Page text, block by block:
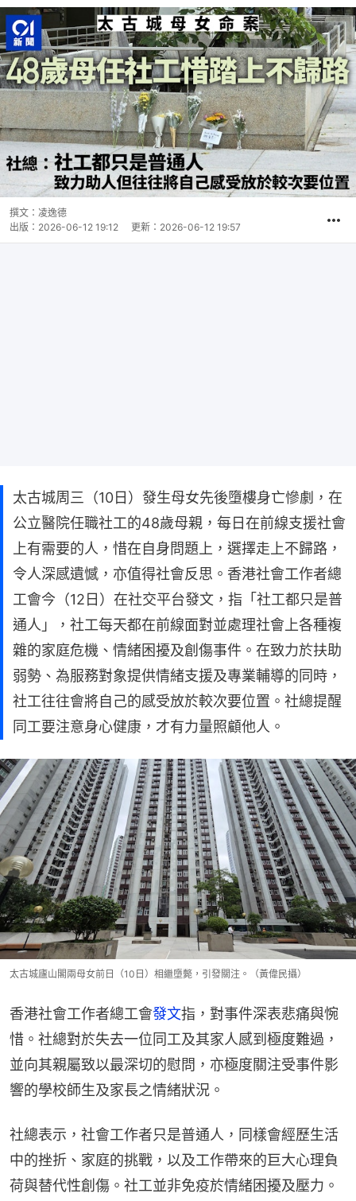
撰文： 凌逸德
出版： 2026-06-12 19:12 更新： 2026-06-12 19:57
太古城周三（10日）發生母女先後墮樓身亡慘劇，在
公立醫院任職社工的48歲母親，每日在前線支援社會
上有需要的人，惜在自身問題上，選擇走上不歸路，
令人深感遺憾，亦值得社會反思。香港社會工作者總
工會今（12日）在社交平台發文，指「社工都只是普
通人」，社工每天都在前線面對並處理社會上各種複
雜的家庭危機、情緒困擾及創傷事件。在致力於扶助
弱勢、為服務對象提供情緒支援及專業輔導的同時，
社工往往會將自己的感受放於較次要位置。社總提醒
同工要注意身心健康，才有力量照顧他人。
太古城廬山閣兩母女前日（10日）相繼墮斃，引發關注。（黃偉民攝）
香港社會工作者總工會發文指，對事件深表悲痛與惋
惜。社總對於失去一位同工及其家人感到極度難過，
並向其親屬致以最深切的慰問，亦極度關注受事件影
響的學校師生及家長之情緒狀況。
社總表示，社會工作者只是普通人，同樣會經歷生活
中的挫折、家庭的挑戰，以及工作帶來的巨大心理負
荷與替代性創傷。社工並非免疫於情緒困擾及壓力。